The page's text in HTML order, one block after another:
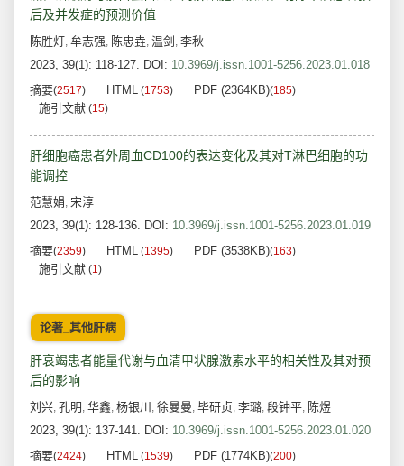
后及并发症的预测价值
陈胜灯, 牟志强, 陈忠垚, 温剑 , 李秋
2023, 39(1): 118-127. DOI: 10.3969/j.issn.1001-5256.2023.01.018
摘要(2517) HTML (1753) PDF (2364KB)(185)
施引文献 (15)
肝细胞癌患者外周血CD100的表达变化及其对T淋巴细胞的功
能调控
范慧娟, 宋淳
2023, 39(1): 128-136. DOI: 10.3969/j.issn.1001-5256.2023.01.019
摘要(2359) HTML (1395) PDF (3538KB)(163)
施引文献 (1)
论著_其他肝病
肝衰竭患者能量代谢与血清甲状腺激素水平的相关性及其对预
后的影响
刘兴, 孔明 , 华鑫, 杨银川 , 徐曼曼, 毕研贞, 李璐, 段钟平, 陈煜
2023, 39(1): 137-141. DOI: 10.3969/j.issn.1001-5256.2023.01.020
摘要(2424) HTML (1539) PDF (1774KB)(200)